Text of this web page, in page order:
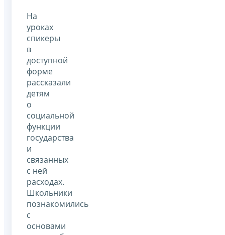
На
уроках
спикеры
в
доступной
форме
рассказали
детям
о
социальной
функции
государства
и
связанных
с ней
расходах.
Школьники
познакомились
с
основами